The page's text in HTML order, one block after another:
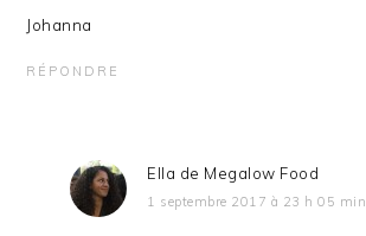
Johanna
RÉPONDRE
Ella de Megalow Food
1 septembre 2017 à 23 h 05 min